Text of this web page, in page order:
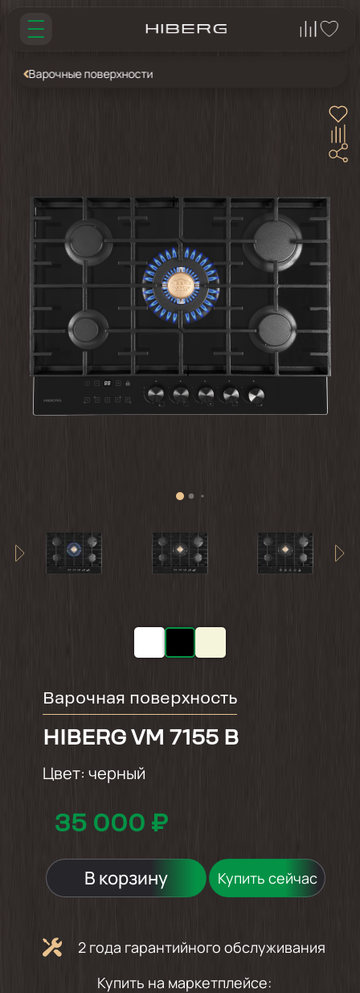
Варочные поверхности
Варочная поверхность
HIBERG VM 7155 B
Цвет: черный
35 000 ₽
В корзину Купить сейчас
2 года гарантийного обслуживания
Купить на маркетплейсе: